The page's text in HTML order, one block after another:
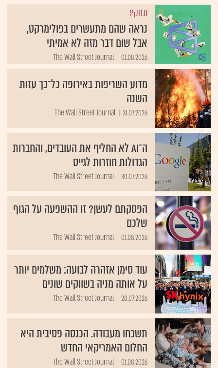
תחקיר
נראה שהם מתעשרים בפולימרקט,
אבל שום דבר מזה לא אמיתי
01.08.2026
The Wall Street Journal
מדוע השריפות באירופה כל־כך עזות
השנה
31.07.2026
The Wall Street Journal
ה־AI לא החליף את העובדים, והחברות
הגדולות חוזרות לגייס
30.07.2026
The Wall Street Journal
הפסקתם לעשן? זו ההשפעה על הגוף
שלכם
01.08.2026
The Wall Street Journal
עוד סימן אזהרה לבועה: משלמים יותר
על אותה מניה בשווקים שונים
28.07.2026
The Wall Street Journal
תשכחו מעבודה. הכנסה פסיבית היא
החלום האמריקאי החדש
01.08.2026
The Wall Street Journal